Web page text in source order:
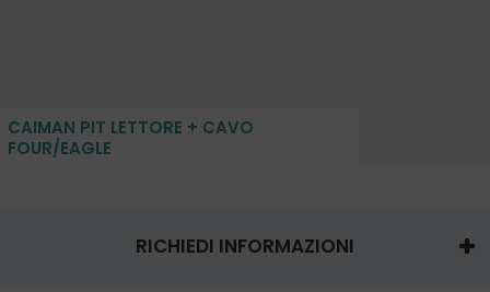
CAIMAN PIT LETTORE + CAVO
FOUR/EAGLE
RICHIEDI INFORMAZIONI